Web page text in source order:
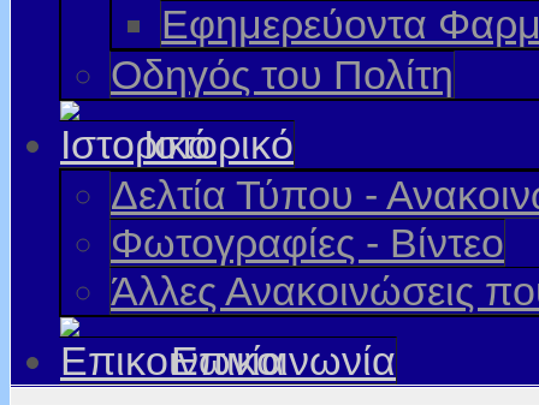
Εφημερεύοντα
Οδηγός του Πολίτη
Ιστορικό
Δελτία Τύπου -
Φωτογραφίες - Βίντεο
Άλλες Ανακοινώσεις
Επικοινωνία